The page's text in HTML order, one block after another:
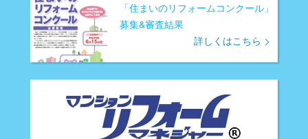
「住まいのリフォームコンクール」
募集&審査結果
詳しくはこちら